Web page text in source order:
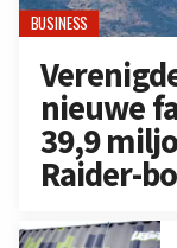
BUSINESS
nieuwe
39,9
Raider-